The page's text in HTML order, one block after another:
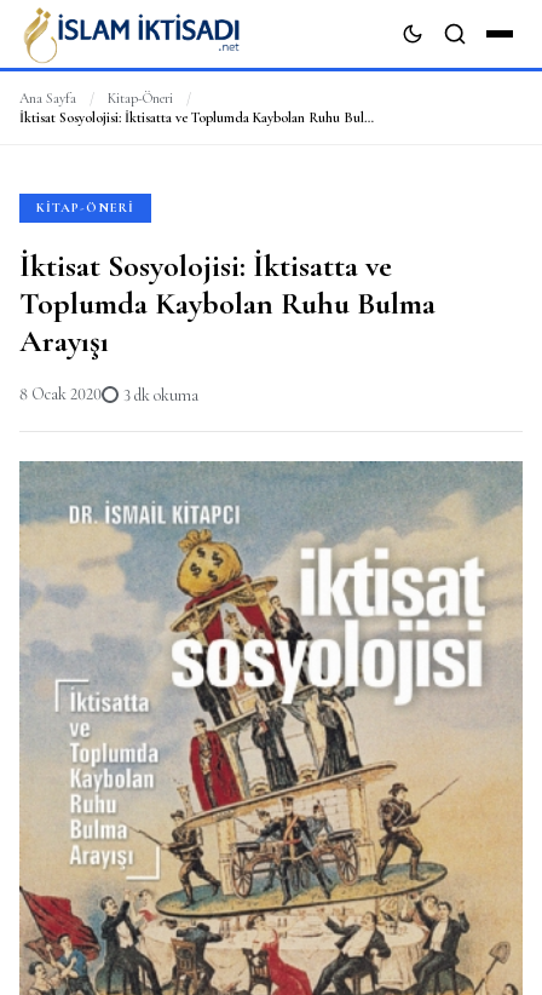
ARA
Ana Sayfa / Kitap-Öneri
/
İktisat Sosyolojisi: İktisatta ve Toplumda Kaybolan Ruhu Bulma Arayışı
KITAP-ÖNERI
İktisat Sosyolojisi: İktisatta ve
Toplumda Kaybolan Ruhu Bulma
Arayışı
8 Ocak 2020 3 dk okuma